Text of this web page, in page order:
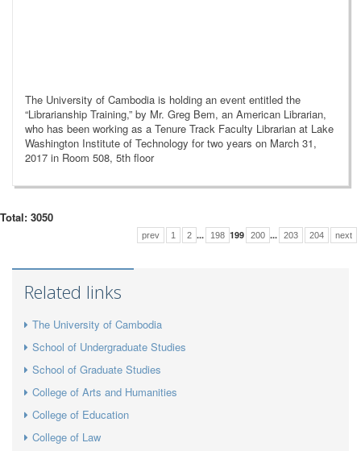
The University of Cambodia is holding an event entitled the
“Librarianship Training,” by Mr. Greg Bem, an American Librarian,
who has been working as a Tenure Track Faculty Librarian at Lake
Washington Institute of Technology for two years on March 31,
2017 in Room 508, 5th floor
prev 1 2 ... 198 199 200 ... 203 204 next
Total: 3050
Related links
The University of Cambodia
School of Undergraduate Studies
School of Graduate Studies
College of Arts and Humanities
College of Education
College of Law